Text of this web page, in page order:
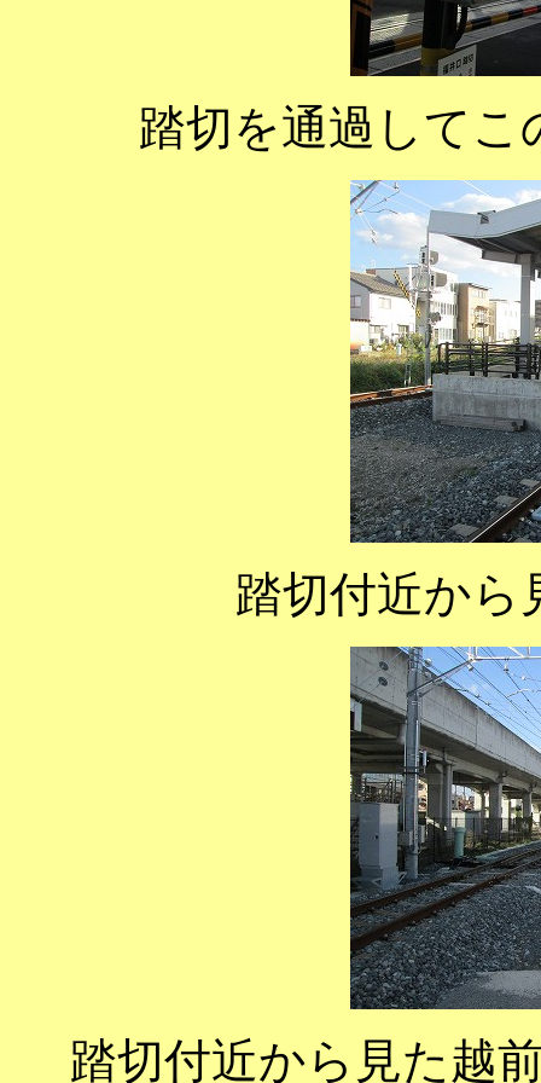
踏切を通過してこ
踏切付近から
踏切付近から見た越